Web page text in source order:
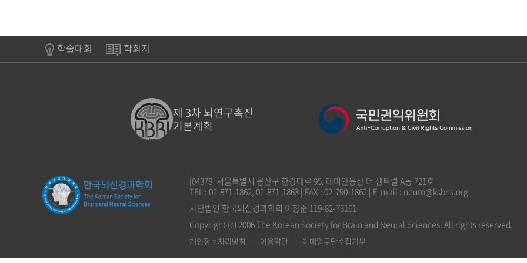
학술대회 학회지
제 3차 뇌연구촉진
기본계획
[04378] 서울특별시 용산구 한강대로 95, 래미안용산 더 센트럴 A동 721호
TEL : 02-871-1862, 02-871-1863 | FAX : 02-790-1862 | E-mail : neuro@ksbns.org
사단법인 한국뇌신경과학회 이창준 119-82-73161
Copyright (c) 2006 The Korean Society for Brain and Neural Sciences. All rights reserved.
개인정보처리방침 이용약관 이메일무단수집거부